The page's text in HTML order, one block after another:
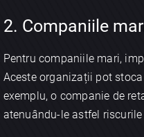
2. Companiile
Pentru companiile mari,
Aceste organizații pot
exemplu, o companie de
atenuându-le astfel